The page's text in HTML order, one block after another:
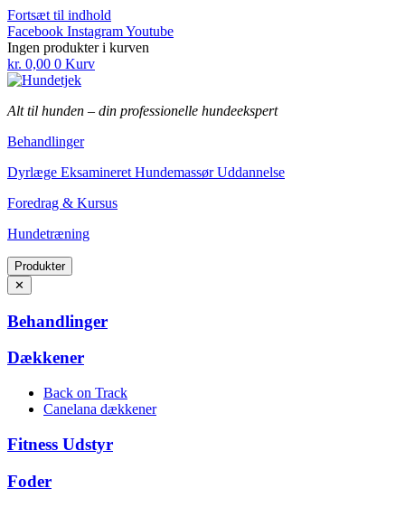
Fortsæt til indhold
Facebook InstagramYoutube
Ingen produkter i kurven
kr. 0,00 0 Kurv
Alt til hunden – din professionelle hundeekspert
Behandlinger
Dyrlæge Eksamineret Hundemassør Uddannelse
Foredrag & Kursus
Hundetræning
Produkter
✕
Behandlinger
Dækkener
Back on Track
Canelana dækkener
Fitness Udstyr
Foder